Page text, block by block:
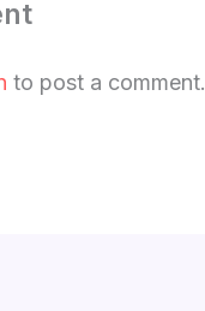
to post a comment.